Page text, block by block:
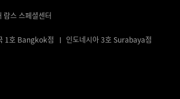
람스 스페셜센터
1호 Bangkok점 인도네시아 3호 Surabaya점